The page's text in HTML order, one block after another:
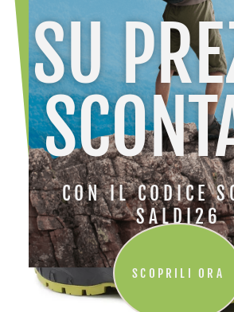
SU
CON IL CODICE
SALDI26
SCOPRILI ORA